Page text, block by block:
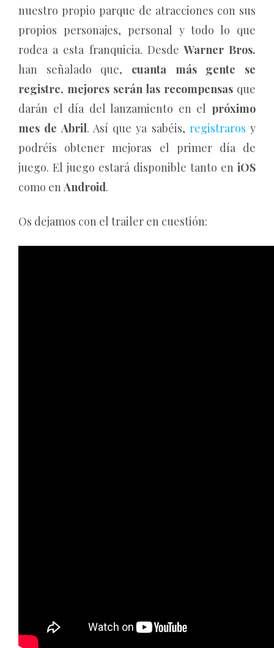
nuestro propio parque de atracciones con sus
propios personajes, personal y todo lo que
rodea a esta franquicia. DesdeWarner Bros.
han señalado que, cuanta más gente se
registre, mejores serán las recompensas que
darán el día del lanzamiento en el próximo
mes de Abril. Así que ya sabéis, registraros y
podréis obtener mejoras el primer día de
juego. El juego estará disponible tanto en iOS
como enAndroid.
Os dejamos con el trailer en cuestión: